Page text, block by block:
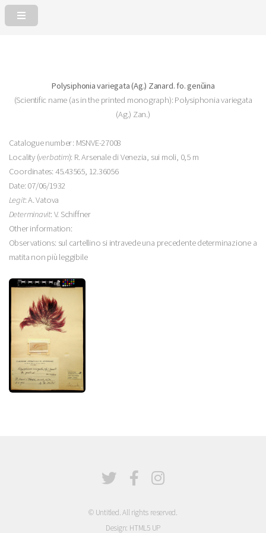
Polysiphonia variegata (Ag.) Zanard. fo. genŭina
(Scientific name (as in the printed monograph): Polysiphonia variegata
(Ag.) Zan.)
Catalogue number: MSNVE-27008
Locality (verbatim): R. Arsenale di Venezia, sui moli, 0,5 m
Coordinates: 45.43565, 12.36056
Date: 07/06/1932
Legit: A. Vatova
Determinavit: V. Schiffner
Other information:
Observations: sul cartellino si intravede una precedente determinazione a
matita non più leggibile
© Untitled. All rights reserved.
Design: HTML5 UP